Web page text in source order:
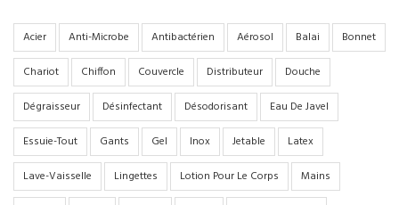
Acier Anti-Microbe Antibactérien Aérosol Balai
Bonnet
Chariot
Chiffon Couvercle Distributeur
Douche
Dégraisseur
Désinfectant Désodorisant
Eau De Javel
Essuie-Tout
Gants Gel Inox Jetable
Latex
Lave-Vaisselle
Lingettes Lotion Pour Le Corps
Mains